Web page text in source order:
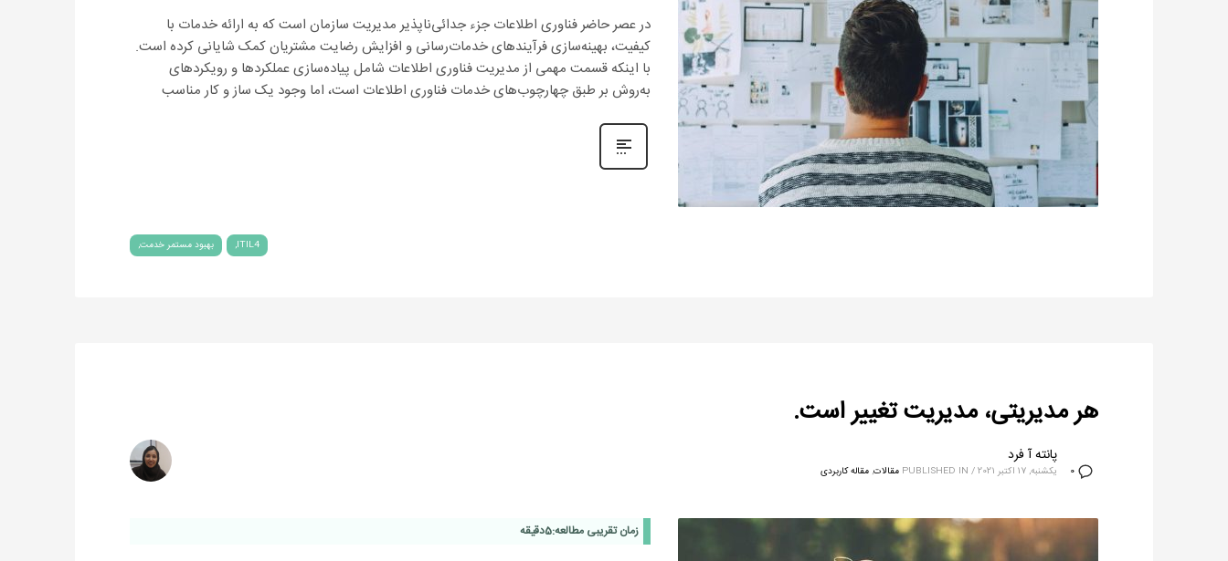
در عصر حاضر فناوری اطلاعات جزء جدائی‌ناپذیر مدیریت سازمان است که به ارائه خدمات با
کیفیت، بهینه‌سازی فرآیندهای خدمات‌رسانی و افزایش رضایت مشتریان کمک شایانی کرده است.
با اینکه قسمت مهمی از مدیریت فناوری اطلاعات شامل پیاده‌سازی عملکردها و رویکردهای
به‌روش‌ بر طبق چهارچوب‌های خدمات فناوری اطلاعات است، اما وجود یک ساز و کار مناسب
ITIL4 بهبود مستمر خدمت
هر مدیریتی، مدیریت تغییر است.
0
پانته آ فرد
یکشنبه, 17 اکتبر 2021 /
PUBLISHED IN مقالات,مقاله کاربردی
زمان تقریبی مطالعه:5دقیقه